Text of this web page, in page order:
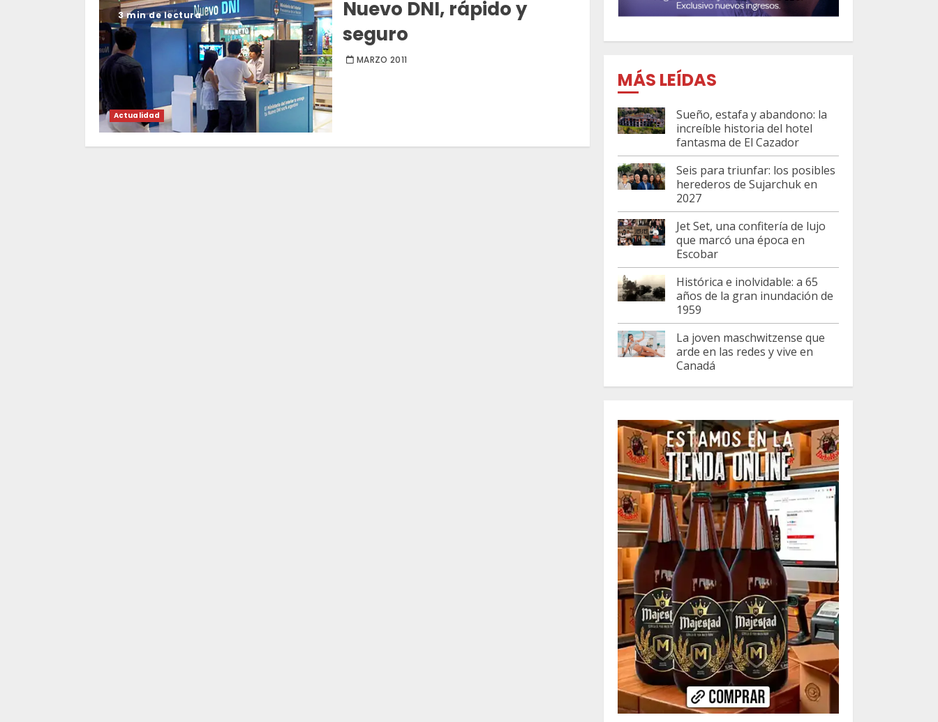
3 min de lectura
Actualidad
Nuevo DNI, rápido y
seguro
MARZO 2011
MÁS LEÍDAS
Sueño, estafa y abandono: la
increíble historia del hotel
fantasma de El Cazador
Seis para triunfar: los posibles
herederos de Sujarchuk en
2027
Jet Set, una confitería de lujo
que marcó una época en
Escobar
Histórica e inolvidable: a 65
años de la gran inundación de
1959
La joven maschwitzense que
arde en las redes y vive en
Canadá